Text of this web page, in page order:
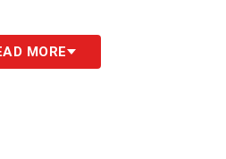
è incandescente e vede
81′, un intervento
MORE